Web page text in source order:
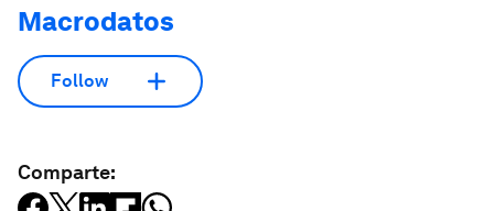
Macrodatos
Follow
Comparte: